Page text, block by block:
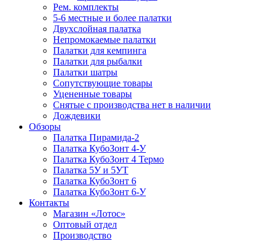
Рем. комплекты
5-6 местные и более палатки
Двухслойная палатка
Непромокаемые палатки
Палатки для кемпинга
Палатки для рыбалки
Палатки шатры
Сопутствующие товары
Уцененные товары
Снятые с производства нет в наличии
Дождевики
Обзоры
Палатка Пирамида-2
Палатка КубоЗонт 4-У
Палатка КубоЗонт 4 Термо
Палатка 5У и 5УТ
Палатка КубоЗонт 6
Палатка КубоЗонт 6-У
Контакты
Магазин «Лотос»
Оптовый отдел
Производство